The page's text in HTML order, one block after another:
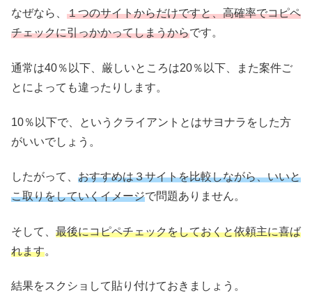
なぜなら、 １つのサイトからだけですと、高確率でコピペ
チェックに引っかかってしまうからです。
通常は40％以下、厳しいところは20％以下、また案件ご
とによっても違ったりします。
10％以下で、というクライアントとはサヨナラをした方
がいいでしょう。
したがって、 おすすめは３サイトを比較しながら、いいと
こ取りをしていくイメージで問題ありません。
そして、 最後にコピペチェックをしておくと依頼主に喜ば
れます。
結果をスクショして貼り付けておきましょう。